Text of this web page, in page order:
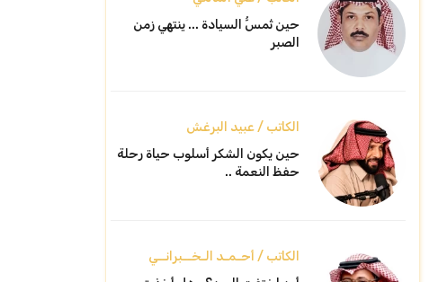
حين تُمسُّ السيادة ... ينتهي زمن
الصبر
الكاتب / عبيد البرغش
حين يكون الشكر أسلوب حياة رحلة
حفظ النعمة ..
الكاتب / أحـمـد الـخــبرانــي